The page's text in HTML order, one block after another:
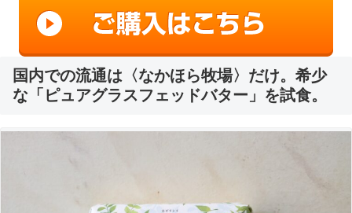
国内での流通は〈なかほら牧場〉だけ。希少
な「ピュアグラスフェッドバター」を試食。